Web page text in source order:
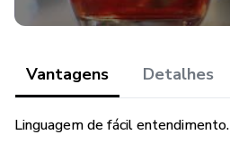
Vantagens Detalhes
Linguagem de fácil entendimento.